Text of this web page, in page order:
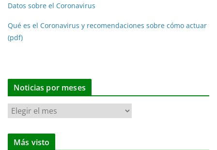
Datos sobre el Coronavirus
Qué es el Coronavirus y recomendaciones sobre cómo actuar
(pdf)
Noticias por meses
N
o
t
Más visto